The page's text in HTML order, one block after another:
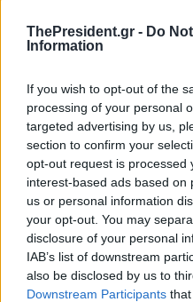
ThePresident.gr - Do
Information
If you wish to opt-out of the
processing of your personal
targeted advertising by us,
section to confirm your
opt-out request is processed
interest-based ads based on
us or personal information
your opt-out. You may
disclosure of your personal
IAB’s list of downstream
also be disclosed by us to
Downstream Participants